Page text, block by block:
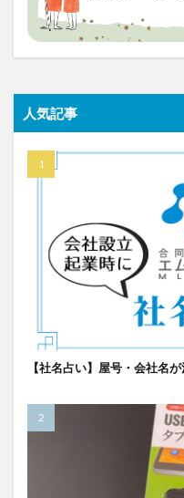
人気記事
【社名占い】屋号・会社名